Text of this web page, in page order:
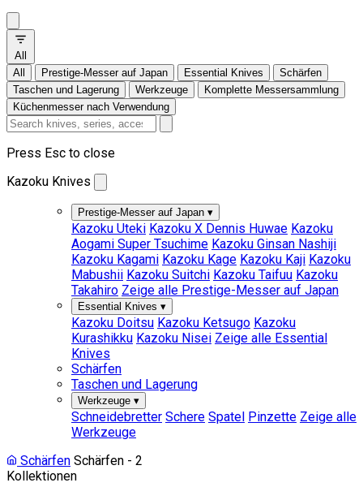
All
All
Prestige-Messer auf Japan Essential Knives
Schärfen
Taschen und Lagerung
Werkzeuge
Komplette Messersammlung
Küchenmesser nach Verwendung
Press Esc to close
Kazoku Knives
Prestige-Messer auf Japan ▾
Kazoku Uteki Kazoku X Dennis Huwae Kazoku
Aogami Super Tsuchime Kazoku Ginsan Nashiji
Kazoku Kagami Kazoku Kage Kazoku Kaji Kazoku
Mabushii Kazoku Suitchi Kazoku Taifuu Kazoku
Takahiro Zeige alle Prestige-Messer auf Japan
Essential Knives ▾
Kazoku Doitsu Kazoku Ketsugo Kazoku
Kurashikku Kazoku Nisei Zeige alle Essential
Knives
Schärfen
Taschen und Lagerung
Werkzeuge ▾
Schneidebretter Schere Spatel Pinzette Zeige alle
Werkzeuge
Schärfen Schärfen - 2
Kollektionen